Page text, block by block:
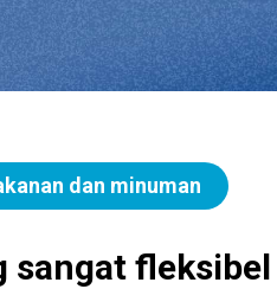
dan minuman
sangat